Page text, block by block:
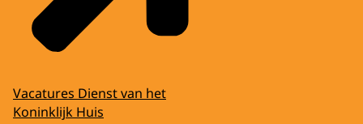
Vacatures Dienst van het
Koninklijk Huis